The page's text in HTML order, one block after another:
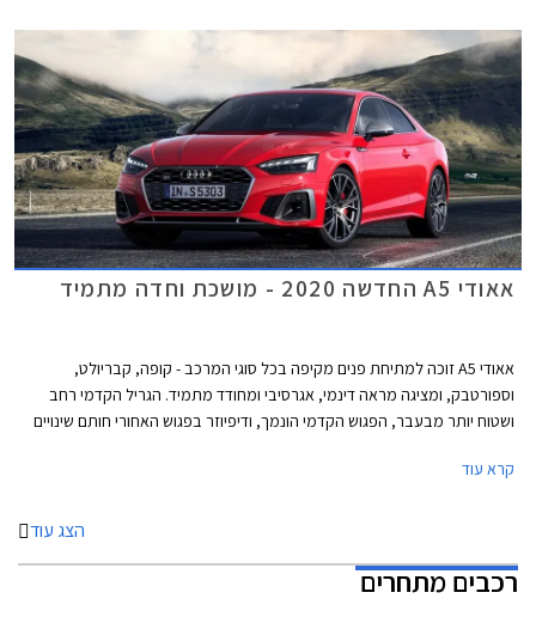
דינמיק המוסיפה גם דיפרנציאל ספורט אחורי. המנוע שוקל 182 ק"ג בלבד וכולל
בתוך חלל ה- V את צמד מגדשי הטורבו, המייצרים לחץ גדישה של 1.5 באר.
אאודי A5 החדשה 2020 - מושכת וחדה מתמיד
אאודי A5 זוכה למתיחת פנים מקיפה בכל סוגי המרכב - קופה, קבריולט,
וספורטבק, ומציגה מראה דינמי, אגרסיבי ומחודד מתמיד. הגריל הקדמי רחב
ושטוח יותר מבעבר, הפגוש הקדמי הונמך, ודיפיוזר בפגוש האחורי חותם שינויים
ומאחור, לטובת הופעה דרמטית יותר.
קרא עוד
הצג עוד
רכבים מתחרים